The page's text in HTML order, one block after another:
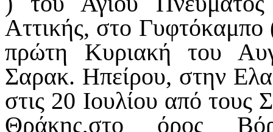
Αττικής, στο Γυφτόκαμπο
πρώτη Κυριακή του
Σαρακ. Ηπείρου, στην
στις 20 Ιουλίου από
Θράκης,στο όρος